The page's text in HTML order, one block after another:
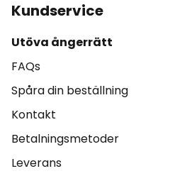
Kundservice
Utöva ångerrätt
FAQs
Spåra din beställning
Kontakt
Betalningsmetoder
Leverans